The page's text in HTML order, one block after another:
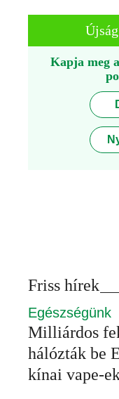
Kapja meg
Friss hírek
Egészségünk
Milliárdos
hálózták be
kínai vape-